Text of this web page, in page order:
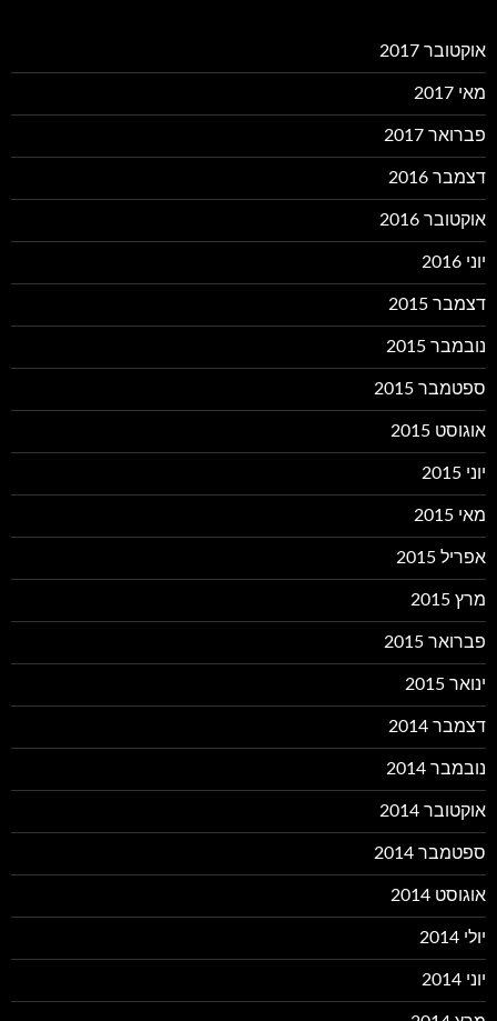
אוקטובר 2017
מאי 2017
פברואר 2017
דצמבר 2016
אוקטובר 2016
יוני 2016
דצמבר 2015
נובמבר 2015
ספטמבר 2015
אוגוסט 2015
יוני 2015
מאי 2015
אפריל 2015
מרץ 2015
פברואר 2015
ינואר 2015
דצמבר 2014
נובמבר 2014
אוקטובר 2014
ספטמבר 2014
אוגוסט 2014
יולי 2014
יוני 2014